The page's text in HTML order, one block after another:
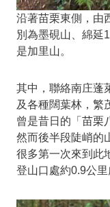
沿著苗栗東側，由
別為墨硯山、綿延
是加里山。
其中，聯絡南庄蓬
及各種闊葉林，繁
曾是昔日的「苗栗
然而後半段陡峭的
很多第一次來到此
登山口處約0.9公里